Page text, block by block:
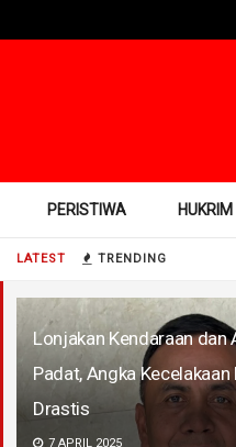
LATEST TRENDING
Lonjakan Kendaraan dan
Padat, Angka Kecelakaan
Drastis
7 APRIL 2025
PERISTIWA HUKRIM